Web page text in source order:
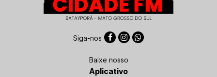
Siga-nos
Baixe nosso
Aplicativo